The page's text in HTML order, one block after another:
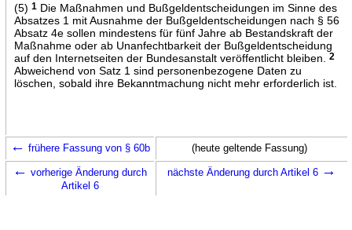
(5) 1Die Maßnahmen und Bußgeldentscheidungen im Sinne des
Absatzes 1 mit Ausnahme der Bußgeldentscheidungen nach § 56
Absatz 4e sollen mindestens für fünf Jahre ab Bestandskraft der
Maßnahme oder ab Unanfechtbarkeit der Bußgeldentscheidung
auf den Internetseiten der Bundesanstalt veröffentlicht bleiben.
2
Abweichend von Satz 1 sind personenbezogene Daten zu
löschen, sobald ihre Bekanntmachung nicht mehr erforderlich ist.
← frühere Fassung von § 60b (heute geltende Fassung)
← vorherige Änderung durch
Artikel 6
nächste Änderung durch Artikel 6 →